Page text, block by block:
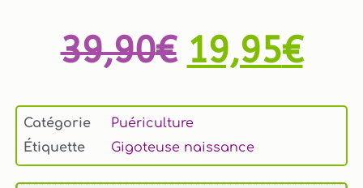
39,90€ 19,95€
Catégorie
Puériculture
Étiquette
Gigoteuse naissance